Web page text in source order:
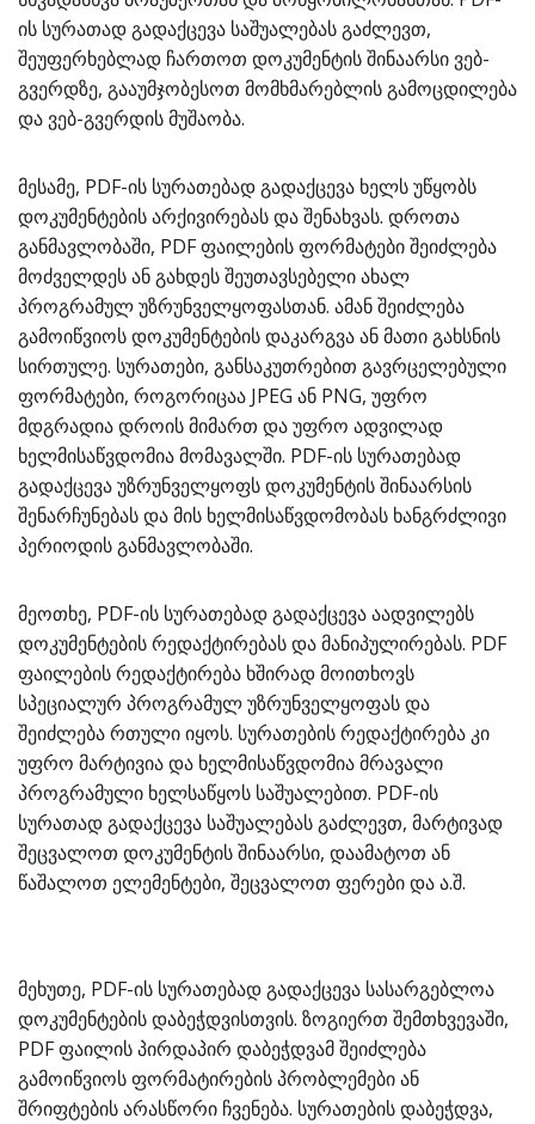
ის სურათად გადაქცევა საშუალებას გაძლევთ,
შეუფერხებლად ჩართოთ დოკუმენტის შინაარსი ვებ-
გვერდზე, გააუმჯობესოთ მომხმარებლის გამოცდილება
და ვებ-გვერდის მუშაობა.
მესამე, PDF-ის სურათებად გადაქცევა ხელს უწყობს
დოკუმენტების არქივირებას და შენახვას. დროთა
განმავლობაში, PDF ფაილების ფორმატები შეიძლება
მოძველდეს ან გახდეს შეუთავსებელი ახალ
პროგრამულ უზრუნველყოფასთან. ამან შეიძლება
გამოიწვიოს დოკუმენტების დაკარგვა ან მათი გახსნის
სირთულე. სურათები, განსაკუთრებით გავრცელებული
ფორმატები, როგორიცაა JPEG ან PNG, უფრო
მდგრადია დროის მიმართ და უფრო ადვილად
ხელმისაწვდომია მომავალში. PDF-ის სურათებად
გადაქცევა უზრუნველყოფს დოკუმენტის შინაარსის
შენარჩუნებას და მის ხელმისაწვდომობას ხანგრძლივი
პერიოდის განმავლობაში.
მეოთხე, PDF-ის სურათებად გადაქცევა აადვილებს
დოკუმენტების რედაქტირებას და მანიპულირებას. PDF
ფაილების რედაქტირება ხშირად მოითხოვს
სპეციალურ პროგრამულ უზრუნველყოფას და
შეიძლება რთული იყოს. სურათების რედაქტირება კი
უფრო მარტივია და ხელმისაწვდომია მრავალი
პროგრამული ხელსაწყოს საშუალებით. PDF-ის
სურათად გადაქცევა საშუალებას გაძლევთ, მარტივად
შეცვალოთ დოკუმენტის შინაარსი, დაამატოთ ან
წაშალოთ ელემენტები, შეცვალოთ ფერები და ა.შ.
მეხუთე, PDF-ის სურათებად გადაქცევა სასარგებლოა
დოკუმენტების დაბეჭდვისთვის. ზოგიერთ შემთხვევაში,
PDF ფაილის პირდაპირ დაბეჭდვამ შეიძლება
გამოიწვიოს ფორმატირების პრობლემები ან
შრიფტების არასწორი ჩვენება. სურათების დაბეჭდვა,